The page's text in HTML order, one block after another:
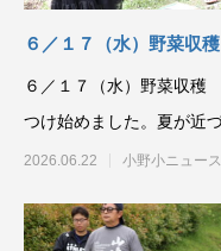
６／１７（水）野菜収
６／１７（水）野菜収穫
つけ始めました。夏が近
野菜は格別のようで、
2026.06.22 小野小ニュース